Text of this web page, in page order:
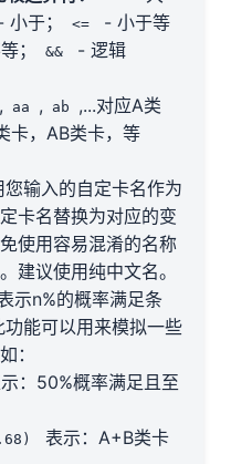
小于； <=
- 小于等
； &&
- 逻辑
, aa , ab
,...对应A类
卡，AB类卡，等
输入的自定卡名作为
卡名替换为对应的变
使用容易混淆的名称
建议使用纯中文名。
示n%的概率满足条
能可以用来模拟一些
：
：50%概率满足且至
表示：A+B类卡